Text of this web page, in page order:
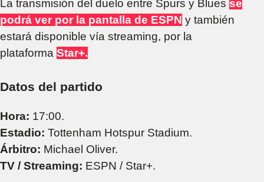
La transmisión del duelo entre Spurs y Blues se
podrá ver por la pantalla de ESPN y también
estará disponible vía streaming, por la
plataforma Star+.
Datos del partido
Hora: 17:00.
Estadio: Tottenham Hotspur Stadium.
Árbitro: Michael Oliver.
TV / Streaming: ESPN / Star+.